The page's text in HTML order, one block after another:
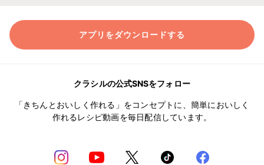
アプリをダウンロードする
クラシルの公式SNSをフォロー
「きちんとおいしく作れる」をコンセプトに、簡単においしく
作れるレシピ動画を毎日配信しています。